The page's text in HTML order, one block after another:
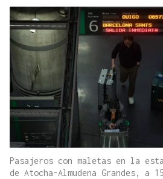
Pasajeros con maletas en la
de Atocha-Almudena Grandes, a